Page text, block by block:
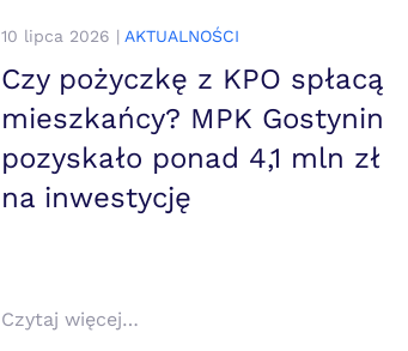
10 lipca 2026 | AKTUALNOŚCI
Czy pożyczkę z KPO spłacą
mieszkańcy? MPK Gostynin
pozyskało ponad 4,1 mln zł
na inwestycję
Czytaj więcej…